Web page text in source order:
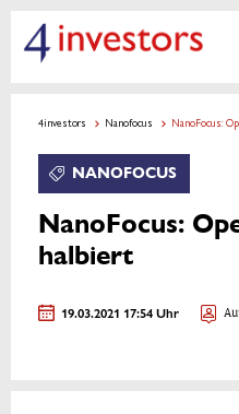
4investors Nanofocus NanoFocus:
NANOFOCUS
NanoFocus:
halbiert
19.03.2021 17:54 Uhr